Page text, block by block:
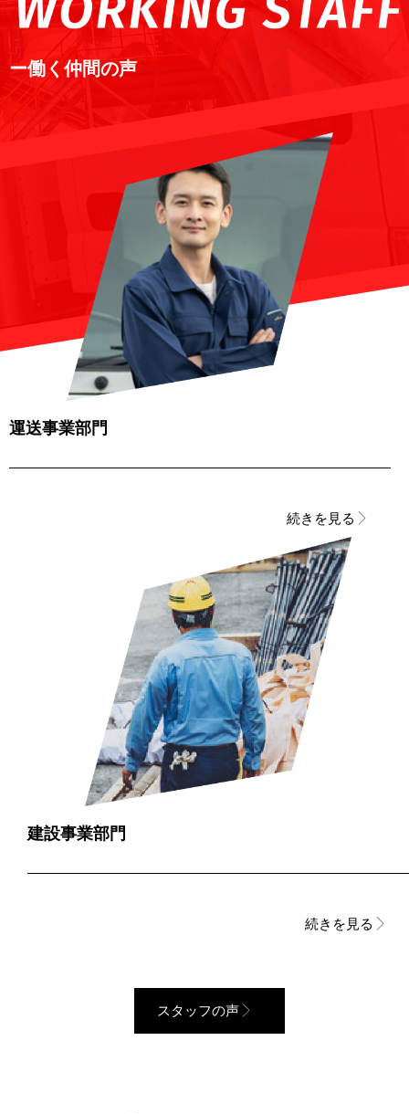
ー働く仲間の声
運送事業部門
続きを見る
建設事業部門
続きを見る
スタッフの声